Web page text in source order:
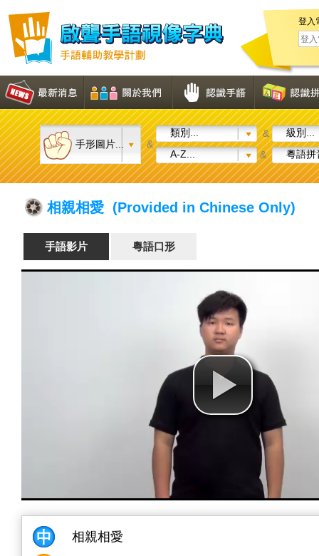
登入
手形圖片... &
類別... &
級別...
A-Z...
& 粵語拼
相親相愛 (Provided in Chinese Only)
手語影片 粵語口形
相親相愛